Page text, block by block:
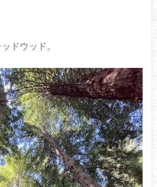
ドウッド。